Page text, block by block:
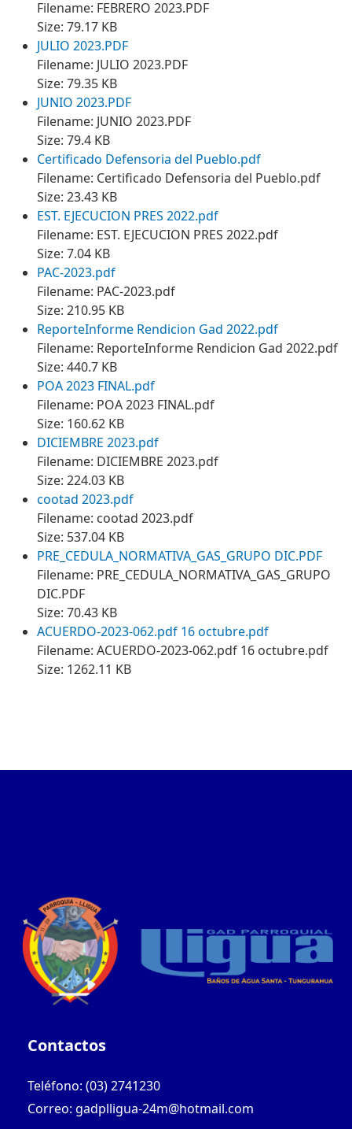
Filename: FEBRERO 2023.PDF
Size: 79.17 KB
JULIO 2023.PDF
Filename: JULIO 2023.PDF
Size: 79.35 KB
JUNIO 2023.PDF
Filename: JUNIO 2023.PDF
Size: 79.4 KB
Certificado Defensoria del Pueblo.pdf
Filename: Certificado Defensoria del Pueblo.pdf
Size: 23.43 KB
EST. EJECUCION PRES 2022.pdf
Filename: EST. EJECUCION PRES 2022.pdf
Size: 7.04 KB
PAC-2023.pdf
Filename: PAC-2023.pdf
Size: 210.95 KB
ReporteInforme Rendicion Gad 2022.pdf
Filename: ReporteInforme Rendicion Gad 2022.pdf
Size: 440.7 KB
POA 2023 FINAL.pdf
Filename: POA 2023 FINAL.pdf
Size: 160.62 KB
DICIEMBRE 2023.pdf
Filename: DICIEMBRE 2023.pdf
Size: 224.03 KB
cootad 2023.pdf
Filename: cootad 2023.pdf
Size: 537.04 KB
PRE_CEDULA_NORMATIVA_GAS_GRUPO DIC.PDF
Filename: PRE_CEDULA_NORMATIVA_GAS_GRUPO
DIC.PDF
Size: 70.43 KB
ACUERDO-2023-062.pdf 16 octubre.pdf
Filename: ACUERDO-2023-062.pdf 16 octubre.pdf
Size: 1262.11 KB
Contactos
Teléfono: (03) 2741230
Correo: gadplligua-24m@hotmail.com